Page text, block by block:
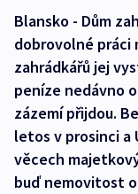
Blansko - Dům
dobrovolné práci
zahrádkářů jej
peníze nedávno
zázemí přijdou.
letos v prosinci a
věcech
buď nemovitost